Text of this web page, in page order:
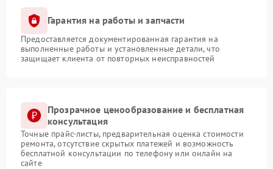
Гарантия на работы и запчасти
Предоставляется документированная гарантия на
выполненные работы и установленные детали, что
защищает клиента от повторных неисправностей
Прозрачное ценообразование и бесплатная
консультация
Точные прайс-листы, предварительная оценка стоимости
ремонта, отсутствие скрытых платежей и возможность
бесплатной консультации по телефону или онлайн на
сайте